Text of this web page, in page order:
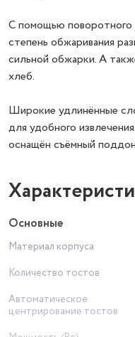
С помощью поворотного
степень обжаривания
сильной обжарки. А
хлеб.
Широкие удлинённые
для удобного
оснащён съёмный
Основные
Материал корпуса
Количество тостов
Автоматическое
центрирование тостов